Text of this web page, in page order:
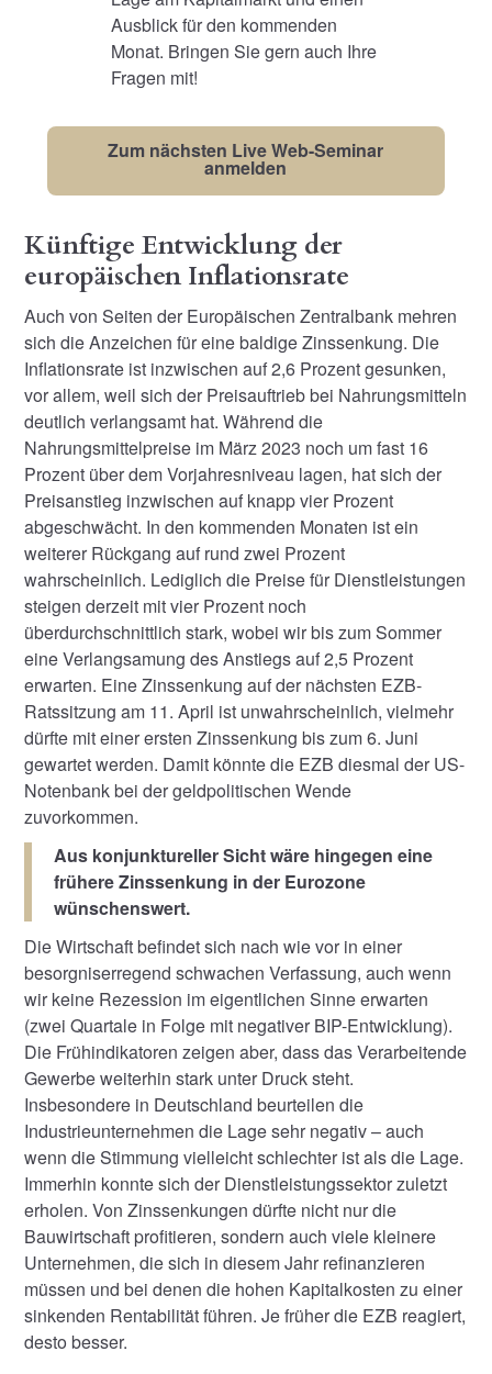
Ausblick für den kommenden
Monat. Bringen Sie gern auch Ihre
Fragen mit!
Zum nächsten Live Web-Seminar
anmelden
Künftige Entwicklung der
europäischen Inflationsrate
Auch von Seiten der Europäischen Zentralbank mehren
sich die Anzeichen für eine baldige Zinssenkung. Die
Inflationsrate ist inzwischen auf 2,6 Prozent gesunken,
vor allem, weil sich der Preisauftrieb bei Nahrungsmitteln
deutlich verlangsamt hat. Während die
Nahrungsmittelpreise im März 2023 noch um fast 16
Prozent über dem Vorjahresniveau lagen, hat sich der
Preisanstieg inzwischen auf knapp vier Prozent
abgeschwächt. In den kommenden Monaten ist ein
weiterer Rückgang auf rund zwei Prozent
wahrscheinlich. Lediglich die Preise für Dienstleistungen
steigen derzeit mit vier Prozent noch
überdurchschnittlich stark, wobei wir bis zum Sommer
eine Verlangsamung des Anstiegs auf 2,5 Prozent
erwarten. Eine Zinssenkung auf der nächsten EZB-
Ratssitzung am 11. April ist unwahrscheinlich, vielmehr
dürfte mit einer ersten Zinssenkung bis zum 6. Juni
gewartet werden. Damit könnte die EZB diesmal der US-
Notenbank bei der geldpolitischen Wende
zuvorkommen.
Aus konjunktureller Sicht wäre hingegen eine
frühere Zinssenkung in der Eurozone
wünschenswert.
Die Wirtschaft befindet sich nach wie vor in einer
besorgniserregend schwachen Verfassung, auch wenn
wir keine Rezession im eigentlichen Sinne erwarten
(zwei Quartale in Folge mit negativer BIP-Entwicklung).
Die Frühindikatoren zeigen aber, dass das Verarbeitende
Gewerbe weiterhin stark unter Druck steht.
Insbesondere in Deutschland beurteilen die
Industrieunternehmen die Lage sehr negativ – auch
wenn die Stimmung vielleicht schlechter ist als die Lage.
Immerhin konnte sich der Dienstleistungssektor zuletzt
erholen. Von Zinssenkungen dürfte nicht nur die
Bauwirtschaft profitieren, sondern auch viele kleinere
Unternehmen, die sich in diesem Jahr refinanzieren
müssen und bei denen die hohen Kapitalkosten zu einer
sinkenden Rentabilität führen. Je früher die EZB reagiert,
desto besser.